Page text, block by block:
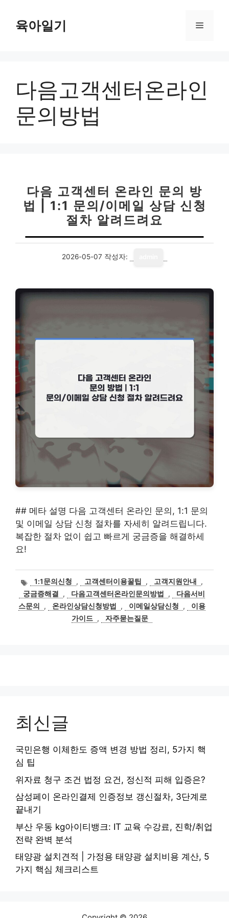
육아일기 메
다음고객센터온라인
문의방법
다음 고객센터 온라인 문의 방
법 | 1:1 문의/이메일 상담 신청
절차 알려드려요
2026-05-07 작성자:
## 메타 설명 다음 고객센터 온라인 문의, 1:1 문의
및 이메일 상담 신청 절차를 자세히 알려드립니다.
복잡한 절차 없이 쉽고 빠르게 궁금증을 해결하세
요!
태
그
1:1문의신청 , 고객센터이용꿀팁 , 고객지원안내
,
궁금증해결
, 다음고객센터온라인문의방법 ,
다음서비
스문의
, 온라인상담신청방법 , 이메일상담신청 ,
이용
가이드 , 자주묻는질문
최신글
국민은행 이체한도 증액 변경 방법 정리, 5가지 핵
심 팁
위자료 청구 조건 법정 요건, 정신적 피해 입증은?
삼성페이 온라인결제 인증정보 갱신절차, 3단계로
끝내기
부산 우동 kg아이티뱅크: IT 교육 수강료, 진학/취업
전략 완벽 분석
태양광 설치견적 | 가정용 태양광 설치비용 계산, 5
가지 핵심 체크리스트